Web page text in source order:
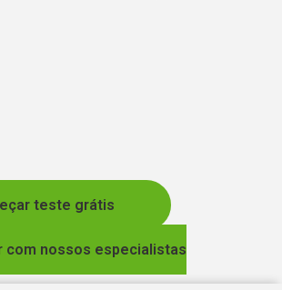
teste grátis
com nossos especialistas